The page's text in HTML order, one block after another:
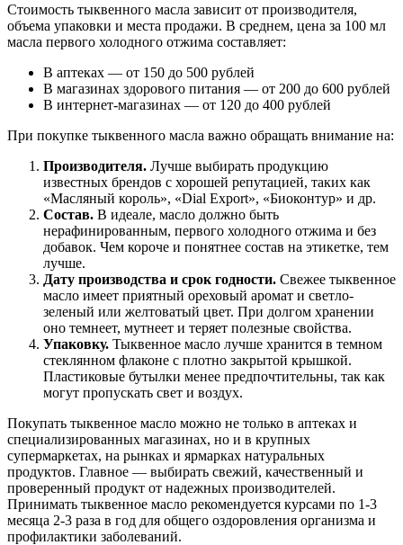
Стоимость тыквенного масла зависит от производителя,
объема упаковки и места продажи. В среднем, цена за 100 мл
масла первого холодного отжима составляет:
В аптеках — от 150 до 500 рублей
В магазинах здорового питания — от 200 до 600 рублей
В интернет-магазинах — от 120 до 400 рублей
При покупке тыквенного масла важно обращать внимание на:
Производителя. Лучше выбирать продукцию
известных брендов с хорошей репутацией, таких как
«Масляный король», «Dial Export», «Биоконтур» и др.
Состав. В идеале, масло должно быть
нерафинированным, первого холодного отжима и без
добавок. Чем короче и понятнее состав на этикетке, тем
лучше.
Дату производства и срок годности. Свежее тыквенное
масло имеет приятный ореховый аромат и светло-
зеленый или желтоватый цвет. При долгом хранении
оно темнеет, мутнеет и теряет полезные свойства.
Упаковку. Тыквенное масло лучше хранится в темном
стеклянном флаконе с плотно закрытой крышкой.
Пластиковые бутылки менее предпочтительны, так как
могут пропускать свет и воздух.
Покупать тыквенное масло можно не только в аптеках и
специализированных магазинах, но и в крупных
супермаркетах, на рынках и ярмарках натуральных
продуктов. Главное — выбирать свежий, качественный и
проверенный продукт от надежных производителей.
Принимать тыквенное масло рекомендуется курсами по 1-3
месяца 2-3 раза в год для общего оздоровления организма и
профилактики заболеваний.